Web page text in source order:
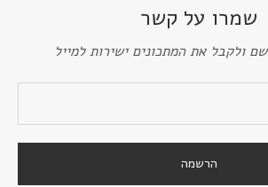
שמרו על קשר
ולקבל את המתכונים ישירות למייל